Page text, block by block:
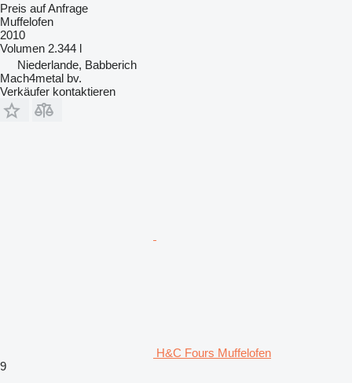
Preis auf Anfrage
Muffelofen
2010
Volumen 2.344 l
Niederlande, Babberich
Mach4metal bv.
Verkäufer kontaktieren
H&C Fours Muffelofen
9